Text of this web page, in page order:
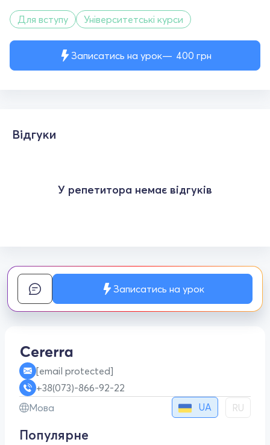
Записатись на урок 400 грн
Для вступу Університетські курси
Відгуки
У репетитора немає відгуків
Записатись на урок
[email protected]
+38(073)-866-92-22
Мова
UA RU
Популярне